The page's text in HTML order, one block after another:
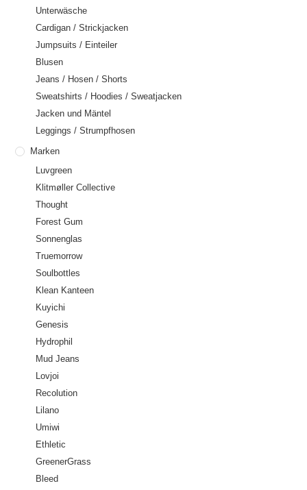
Unterwäsche
Cardigan / Strickjacken
Jumpsuits / Einteiler
Blusen
Jeans / Hosen / Shorts
Sweatshirts / Hoodies / Sweatjacken
Jacken und Mäntel
Leggings / Strumpfhosen
Marken
Luvgreen
Klitmøller Collective
Thought
Forest Gum
Sonnenglas
Truemorrow
Soulbottles
Klean Kanteen
Kuyichi
Genesis
Hydrophil
Mud Jeans
Lovjoi
Recolution
Lilano
Umiwi
Ethletic
GreenerGrass
Bleed